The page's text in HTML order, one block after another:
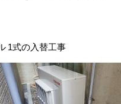
1式の入替工事